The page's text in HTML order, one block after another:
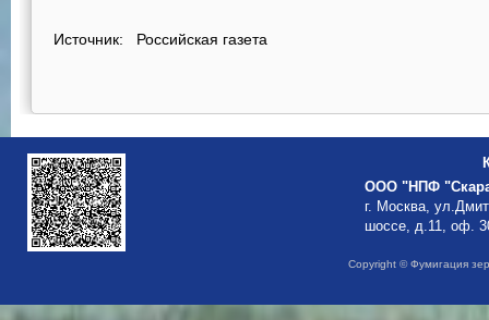
Источник: Российская газета
ООО "НПФ
г. Москва,
шоссе, д.11, оф.
Copyright © Фумигация